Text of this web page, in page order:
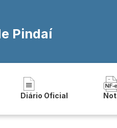
Pindaí
Diário Oficial